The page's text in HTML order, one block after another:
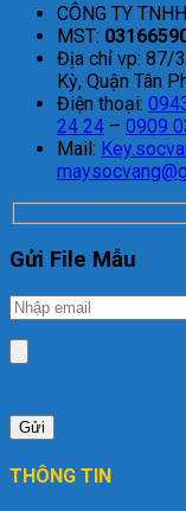
CÔNG TY
MST:
Địa chỉ vp: 87/
Kỳ, Quận Tân
Điện thoại:
24 24 – 0909
Mail:
Gửi File Mẫu
THÔNG TIN